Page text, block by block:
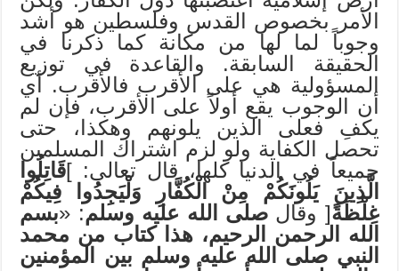
الأمر بخصوص القدس وفلسطين هو أشد
وجوباً لما لها من مكانة كما ذكرنا في
الحقيقة السابقة. والقاعدة في توزيع
المسؤولية هي على الأقرب فالأقرب. أي
أن الوجوب يقع أولاً على الأقرب، فإن لم
يكفِ فعلى الذين يلونهم وهكذا، حتى
تحصل الكفاية ولو لزم اشتراك المسلمين
جميعاً في الدنيا كلها، قال تعالى: ]قَاتِلُوا
الَّذِينَ يَلُونَكُمْ مِنْ الْكُفَّارِ وَلْيَجِدُوا فِيكُمْ
غِلْظَةً[ وقالصلى الله عليه وسلم: «بسم
الله الرحمن الرحيم، هذا كتاب من محمد
النبي صلى الله عليه وسلم بين المؤمنين